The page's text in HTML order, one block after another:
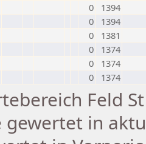
0
1394
0
1394
0
1381
0
1374
0
1374
0 1374
Feld
gewertet in